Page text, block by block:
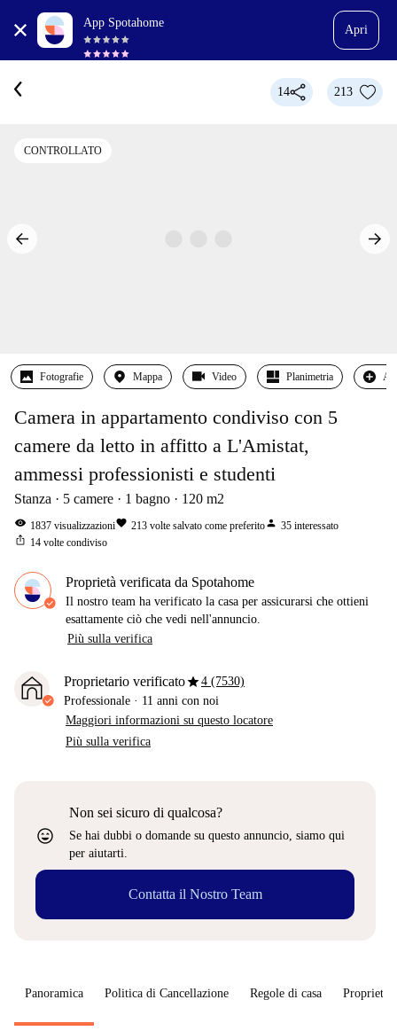
App Spotahome
Apri
14 213
CONTROLLATO
Fotografie Mappa Video Planimetria
Camera in appartamento condiviso con 5
camere da letto in affitto a L'Amistat,
ammessi professionisti e studenti
Stanza 5 camere 1 bagno 120 m2
visibility 1837 visualizzazionifavorite 213 volte salvato come preferitoperson 35 interessato
ios_share 14 volte condiviso
Proprietà verificata da Spotahome
Il nostro team ha verificato la casa per assicurarsi che ottieni
esattamente ciò che vedi nell'annuncio.
Più sulla verifica
Proprietario verificatostar4 (7530)
Professionale · 11 anni con noi
Maggiori informazioni su questo locatore
Più sulla verifica
sentiment_very_satisfied
Non sei sicuro di qualcosa?
Se hai dubbi o domande su questo annuncio, siamo qui
per aiutarti.
Contatta il Nostro Team
Panoramica Politica di Cancellazione Regole di casa